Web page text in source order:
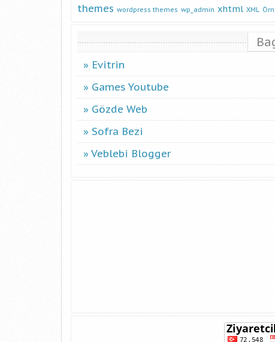
themes wordpress themes wp_admin xhtml XML
Evitrin
Games Youtube
Gözde Web
Sofra Bezi
Veblebi Blogger